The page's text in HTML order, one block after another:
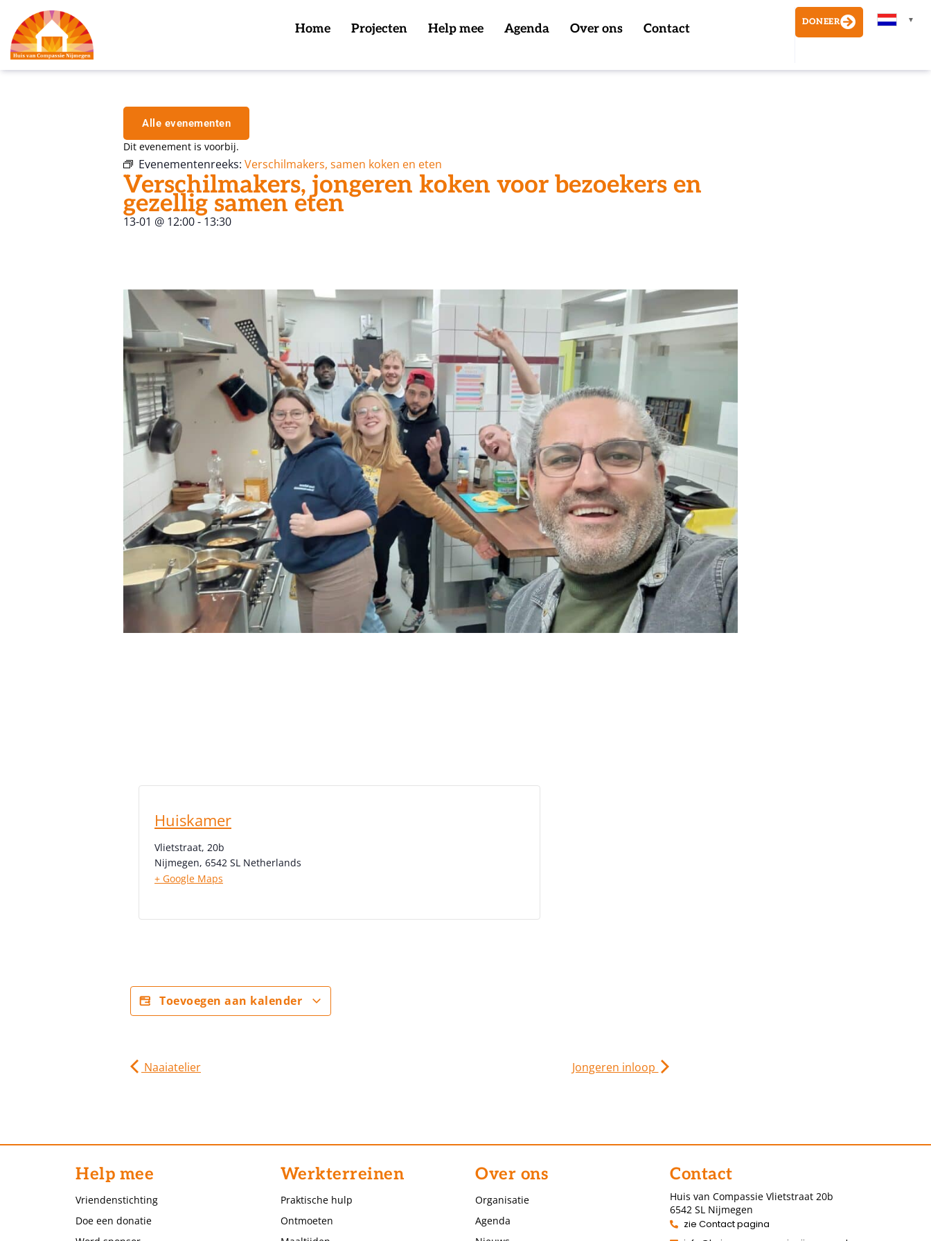
Home Projecten Help mee Agenda Over ons Contact DONEER ▼
Alle evenementen
Dit evenement is voorbij.
Evenementenreeks: Verschilmakers, samen koken en eten
Verschilmakers, jongeren koken voor bezoekers en
gezellig samen eten
13-01 @ 12:00- 13:30
Huiskamer
Vlietstraat, 20b
Nijmegen, 6542 SL Netherlands
+ Google Maps
Toevoegen aan kalender
Naaiatelier Jongeren inloop
Help mee
Vriendenstichting
Doe een donatie
Werkterreinen
Praktische hulp
Ontmoeten
Over ons
Organisatie
Agenda
Contact
Huis van Compassie Vlietstraat 20b
6542 SL Nijmegen
zie Contact pagina